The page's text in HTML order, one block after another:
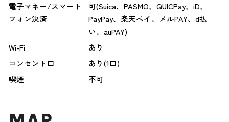
電子マネー/スマート
フォン決済
可(Suica、PASMO、QUICPay、iD、
PayPay、楽天ペイ、メルPAY、d払
い、auPAY)
Wi-Fi
あり
コンセント口
あり(1口)
喫煙
不可